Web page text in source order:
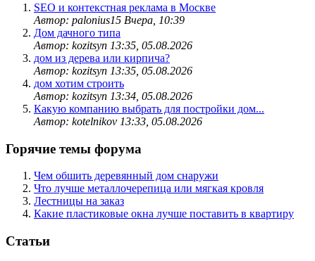
SEO и контекстная реклама в Москве
Автор: palonius15 Вчера, 10:39
Дом дачного типа
Автор: kozitsyn 13:35, 05.08.2026
дом из дерева или кирпича?
Автор: kozitsyn 13:35, 05.08.2026
дом хотим строить
Автор: kozitsyn 13:34, 05.08.2026
Какую компанию выбрать для постройки дом...
Автор: kotelnikov 13:33, 05.08.2026
Горячие темы форума
Чем обшить деревянный дом снаружи
Что лучше металлочерепица или мягкая кровля
Лестницы на заказ
Какие пластиковые окна лучше поставить в квартиру
Статьи